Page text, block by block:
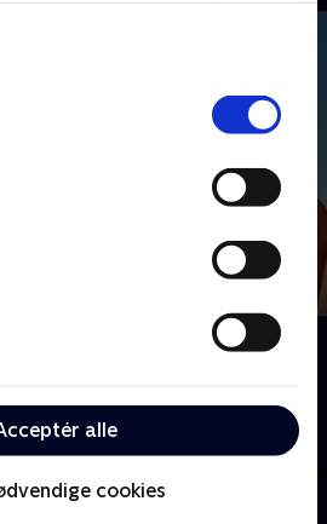
alle
cookies
der tager på magiske